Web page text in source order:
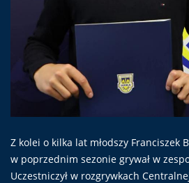
Z kolei o kilka lat młodszy Franciszek
w poprzednim sezonie grywał w
Uczestniczył w rozgrywkach